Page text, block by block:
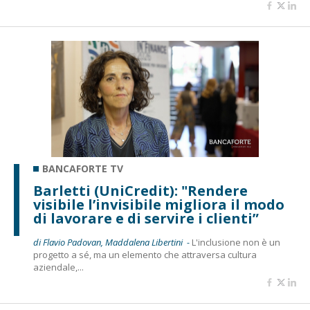
BANCAFORTE TV
Barletti (UniCredit): "Rendere
visibile l’invisibile migliora il modo
di lavorare e di servire i clienti”
di Flavio Padovan, Maddalena Libertini - L'inclusione non è un
progetto a sé, ma un elemento che attraversa cultura
aziendale,...